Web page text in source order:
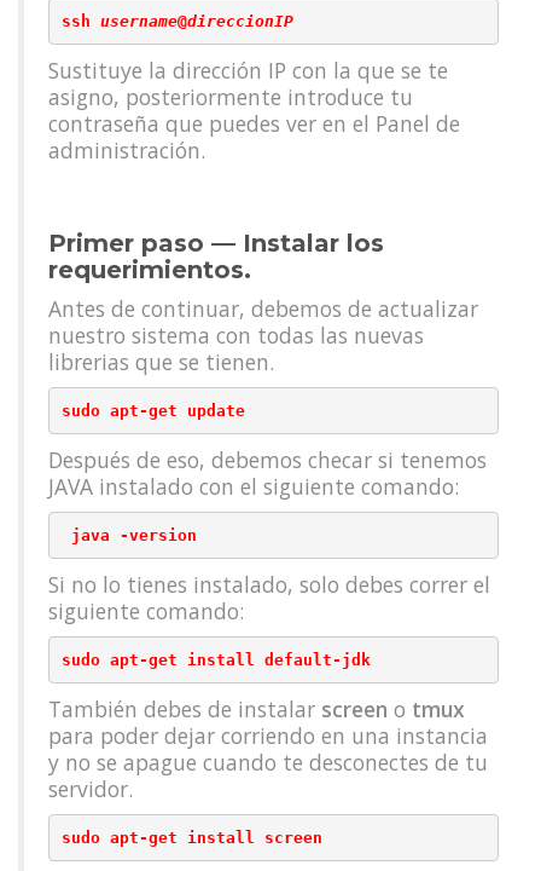
ssh username@direccionIP
Sustituye la dirección IP con la que se te
asigno, posteriormente introduce tu
contraseña que puedes ver en el Panel de
administración.
Primer paso — Instalar los
requerimientos.
Antes de continuar, debemos de actualizar
nuestro sistema con todas las nuevas
librerias que se tienen.
sudo apt-get update
Después de eso, debemos checar si tenemos
JAVA instalado con el siguiente comando:
java -version
Si no lo tienes instalado, solo debes correr el
siguiente comando:
sudo apt-get install default-jdk
También debes de instalar screen o tmux
para poder dejar corriendo en una instancia
y no se apague cuando te desconectes de tu
servidor.
sudo apt-get install screen